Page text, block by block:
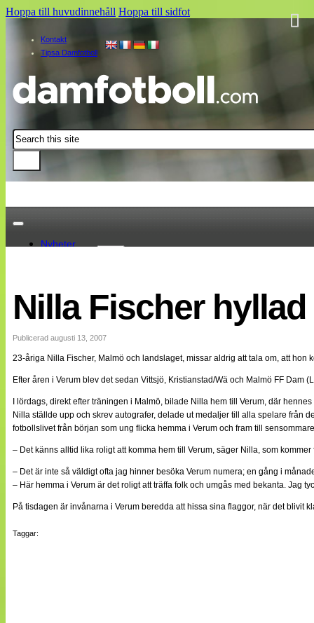
Hoppa till huvudinnehåll Hoppa till sidfot
Kontakt
Tipsa Damfotboll
Sök
Nyheter
Landslaget
EM 2013
Internationellt
Bildreportage
Bloggar
Lagen
Cuper
Medlemsbilder
Till klubbkassan
Split vision
Annonsera
Statistik
Nilla Fischer
Publicerad augusti 13, 2007
23-åriga Nilla Fischer, Malmö och landslaget, missar aldrig att tala om, att
Efter åren i Verum blev det sedan Vittsjö, Kristianstad/Wä och Malmö FF Dam
I lördags, direkt efter träningen i Malmö, bilade Nilla hem till Verum, där
Nilla ställde upp och skrev autografer, delade ut medaljer till alla spelare från
fotbollslivet från början som ung flicka hemma i Verum och fram till
– Det känns alltid lika roligt att komma hem till Verum, säger Nilla, som
– Det är inte så väldigt ofta jag hinner besöka Verum numera; en gång i
– Här hemma i Verum är det roligt att träffa folk och umgås med bekanta. Jag
På tisdagen är invånarna i Verum beredda att hissa sina flaggor, när det
Taggar: